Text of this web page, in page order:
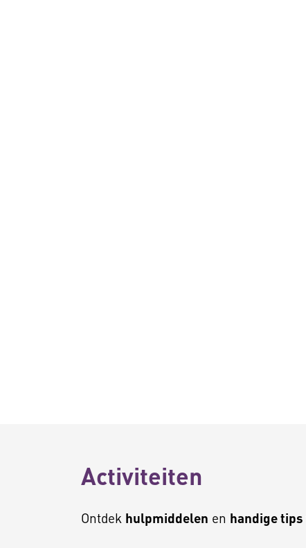
Activiteiten
Ontdek hulpmiddelen en handige tips